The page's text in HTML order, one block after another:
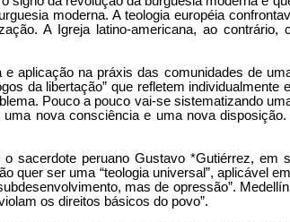
moderna. A teologia européia
A Igreja latino-americana, ao contrário,
e aplicação na práxis das comunida­des de
da libertação” que refletem
Pouco a pouco vai-se siste­matizando
nova consciência e uma nova
sacerdote peruano Gustavo *Gutiérrez, em
quer ser uma “teologia univer­sal”, aplicável
mas de opressão”.
os direitos básicos do povo”.